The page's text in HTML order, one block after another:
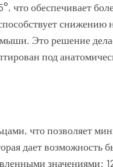
что обеспечивает
снижению
Это решение
под
что позволяет
дает возможность
значениями: